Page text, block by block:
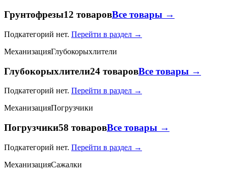
Грунтофрезы12 товаровВсе товары →
Подкатегорий нет. Перейти в раздел →
МеханизацияГлубокорыхлители
Глубокорыхлители24 товаровВсе товары →
Подкатегорий нет. Перейти в раздел →
МеханизацияПогрузчики
Погрузчики58 товаровВсе товары →
Подкатегорий нет. Перейти в раздел →
МеханизацияСажалки